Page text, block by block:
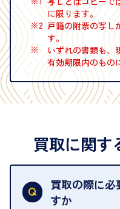
に限ります。
※2 戸籍の附票の写し
す。
※
いずれの書類も、
有効期限内のもの
買取に関す
買取の際に必
すか